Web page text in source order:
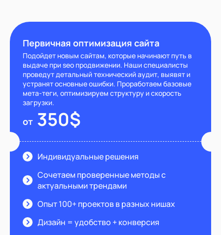
Первичная оптимизация сайта
Подойдет новым сайтам, которые начинают путь в
выдаче при seo продвижении. Наши специалисты
проведут детальный технический аудит, выявят и
устранят основные ошибки. Проработаем базовые
мета-теги, оптимизируем структуру и скорость
загрузки.
от 350$
Индивидуальные решения
Сочетаем проверенные методы с
актуальными трендами
Опыт 100+ проектов в разных нишах
Дизайн = удобство + конверсия